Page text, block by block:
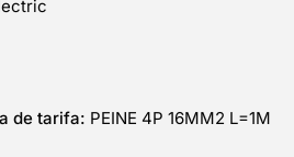
de tarifa: PEINE 4P 16MM2 L=1M